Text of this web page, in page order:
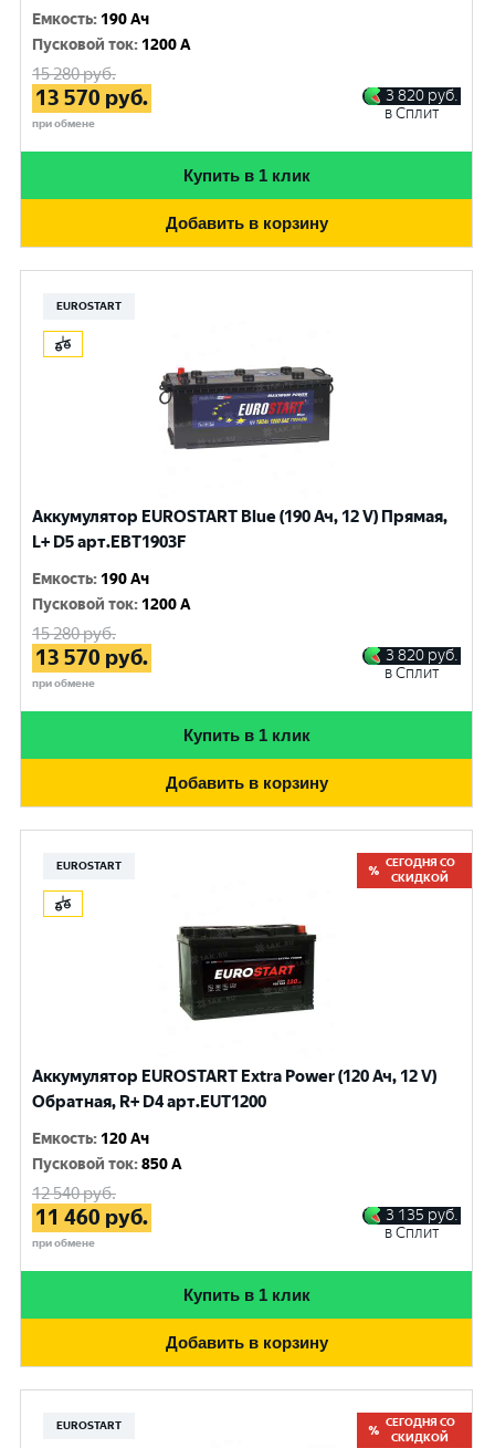
Емкость: 190 Ач
Пусковой ток: 1200 A
15 280руб.
13 570 руб.
при обмене
3 820 руб.
в Сплит
Купить в 1 клик
Добавить в корзину
EUROSTART
Аккумулятор EUROSTART Blue (190 Ач, 12 V) Прямая,
L+ D5 арт.EBT1903F
Емкость: 190 Ач
Пусковой ток: 1200 A
15 280руб.
13 570 руб.
при обмене
3 820 руб.
в Сплит
Купить в 1 клик
Добавить в корзину
EUROSTART
СЕГОДНЯ СО
СКИДКОЙ
Аккумулятор EUROSTART Extra Power (120 Ач, 12 V)
Обратная, R+ D4 арт.EUT1200
Емкость: 120 Ач
Пусковой ток:850 A
12 540руб.
11 460 руб.
при обмене
3 135 руб.
в Сплит
Купить в 1 клик
Добавить в корзину
EUROSTART
СЕГОДНЯ СО
СКИДКОЙ